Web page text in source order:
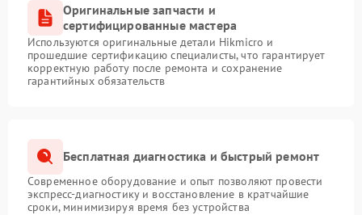
Оригинальные запчасти и
сертифицированные мастера
Используются оригинальные детали Hikmicro и
прошедшие сертификацию специалисты, что гарантирует
корректную работу после ремонта и сохранение
гарантийных обязательств
Бесплатная диагностика и быстрый ремонт
Современное оборудование и опыт позволяют провести
экспресс-диагностику и восстановление в кратчайшие
сроки, минимизируя время без устройства